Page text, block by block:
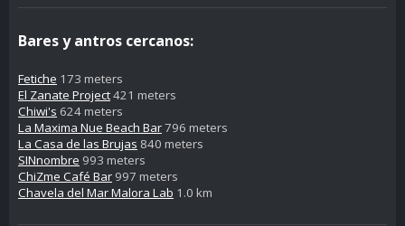
Bares y antros cercanos:
Fetiche 173 meters
El Zanate Project421 meters
Chiwi's 624 meters
La Maxima Nue Beach Bar796 meters
La Casa de las Brujas 840 meters
SINnombre 993 meters
ChiZme Café Bar 997 meters
Chavela del Mar Malora Lab 1.0 km